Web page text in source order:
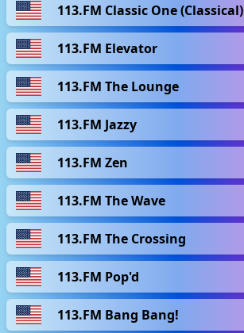
113.FM Classic One (Classical)
113.FM Elevator
113.FM The Lounge
113.FM Jazzy
113.FM Zen
113.FM The Wave
113.FM The Crossing
113.FM Pop'd
113.FM Bang Bang!